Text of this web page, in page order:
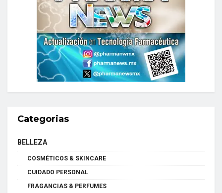
Categorias
BELLEZA
COSMÉTICOS & SKINCARE
CUIDADO PERSONAL
FRAGANCIAS & PERFUMES